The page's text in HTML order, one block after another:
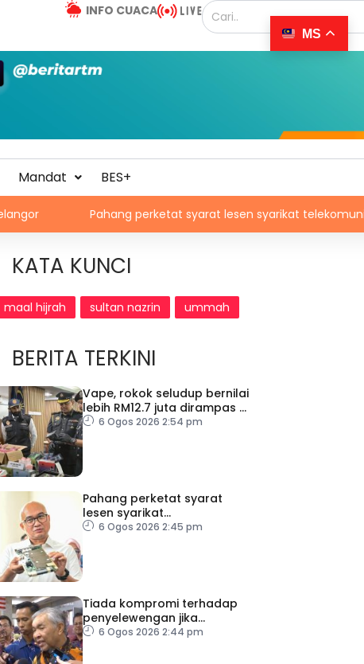
INFO CUACA
Mandat BES+
Pahang perketat syarat lesen syarikat telekomunikasi,
KATA KUNCI
maal hijrah sultan nazrin ummah
BERITA TERKINI
Vape, rokok seludup bernilai
lebih RM12.7 juta dirampas di
Selangor
6 Ogos 2026 2:54 pm
Pahang perketat syarat
lesen syarikat
telekomunikasi, bendung
6 Ogos 2026 2:45 pm
Tiada kompromi terhadap
penyelewengan jika
dibuktikan RCI TH
6 Ogos 2026 2:44 pm
MS